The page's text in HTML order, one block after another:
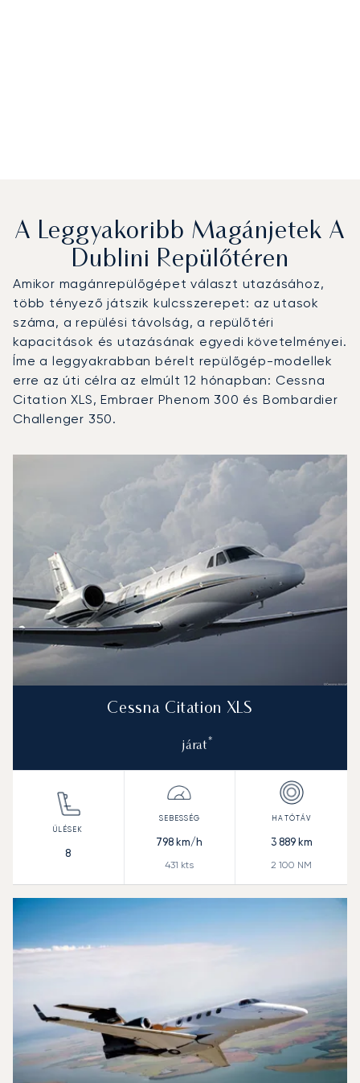
A Leggyakoribb Magánjetek A
Dublini Repülőtéren
Amikor magánrepülőgépet választ utazásához,
több tényező játszik kulcsszerepet: az utasok
száma, a repülési távolság, a repülőtéri
kapacitások és utazásának egyedi követelményei.
Íme a leggyakrabban bérelt repülőgép-modellek
erre az úti célra az elmúlt 12 hónapban: Cessna
Citation XLS, Embraer Phenom 300 és Bombardier
Challenger 350.
Repülőgép-típus
Repülési
Sebesség (km/h)
Hatótávolság (NM)
Cessna Citation XLS
járat*
8
798 km/h
431 kts
3 889km
2 100 NM